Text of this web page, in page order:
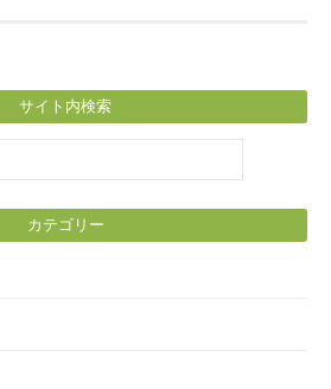
サイト内検索
カテゴリー